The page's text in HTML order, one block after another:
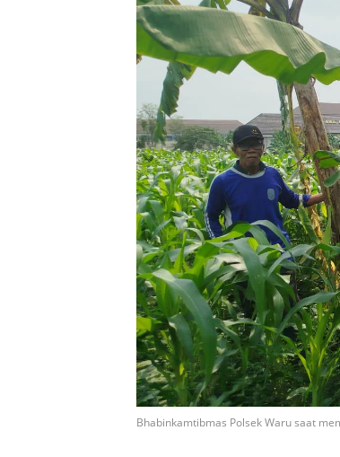
Bhabinkamtibmas Polsek Waru saat